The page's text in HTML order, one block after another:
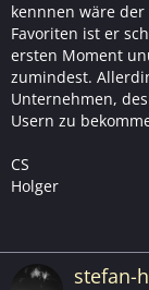
kennnen wäre
Favoriten ist er
ersten Moment
zumindest.
Unternehmen,
Usern zu
CS
Holger
stefan-h